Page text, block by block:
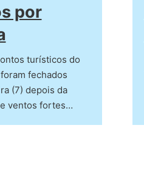
por
turísticos do
fechados
(7) depois da
ventos fortes…